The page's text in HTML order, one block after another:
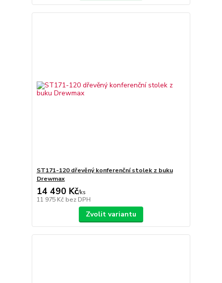
ST171-120 dřevěný konferenční stolek z buku
Drewmax
14 490 Kč/ks
11 975 Kč bez DPH
Zvolit variantu